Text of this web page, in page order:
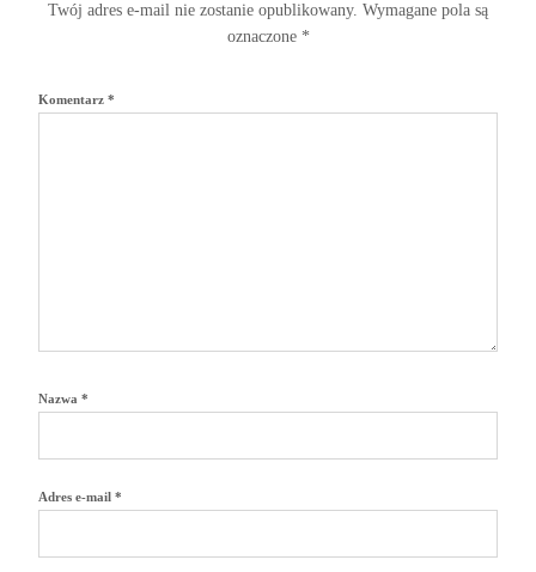
Twój adres e-mail nie zostanie opublikowany. Wymagane pola są
oznaczone *
Komentarz *
Nazwa *
Adres e-mail *